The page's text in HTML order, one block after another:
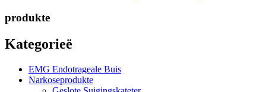
produkte
Kategorieë
EMG Endotrageale Buis
Narkoseprodukte